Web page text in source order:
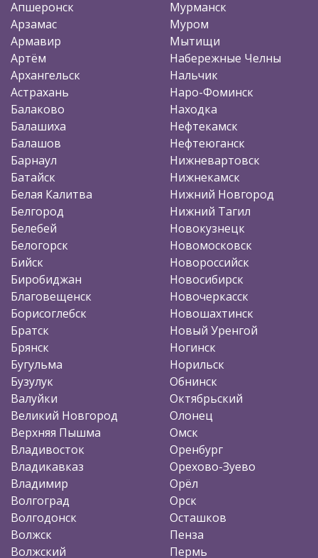
Апшеронск
Арзамас
Армавир
Артём
Архангельск
Астрахань
Балаково
Балашиха
Балашов
Барнаул
Батайск
Белая Калитва
Белгород
Белебей
Белогорск
Бийск
Биробиджан
Благовещенск
Борисоглебск
Братск
Брянск
Бугульма
Бузулук
Валуйки
Великий Новгород
Верхняя Пышма
Владивосток
Владикавказ
Владимир
Волгоград
Волгодонск
Волжск
Волжский
Мурманск
Муром
Мытищи
Набережные Челны
Нальчик
Наро-Фоминск
Находка
Нефтекамск
Нефтеюганск
Нижневартовск
Нижнекамск
Нижний Новгород
Нижний Тагил
Новокузнецк
Новомосковск
Новороссийск
Новосибирск
Новочеркасск
Новошахтинск
Новый Уренгой
Ногинск
Норильск
Обнинск
Октябрьский
Олонец
Омск
Оренбург
Орехово-Зуево
Орёл
Орск
Осташков
Пенза
Пермь